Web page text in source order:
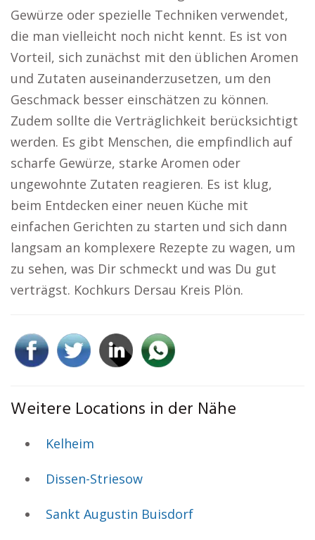
Gewürze oder spezielle Techniken verwendet,
die man vielleicht noch nicht kennt. Es ist von
Vorteil, sich zunächst mit den üblichen Aromen
und Zutaten auseinanderzusetzen, um den
Geschmack besser einschätzen zu können.
Zudem sollte die Verträglichkeit berücksichtigt
werden. Es gibt Menschen, die empfindlich auf
scharfe Gewürze, starke Aromen oder
ungewohnte Zutaten reagieren. Es ist klug,
beim Entdecken einer neuen Küche mit
einfachen Gerichten zu starten und sich dann
langsam an komplexere Rezepte zu wagen, um
zu sehen, was Dir schmeckt und was Du gut
verträgst. Kochkurs Dersau Kreis Plön.
Weitere Locations in der Nähe
Kelheim
Dissen-Striesow
Sankt Augustin Buisdorf